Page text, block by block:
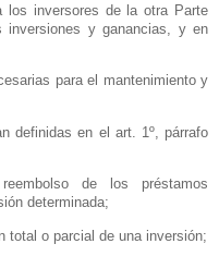
los inversores de la otra Parte
inversiones y ganancias, y en
para el mantenimiento y
definidas en el art. 1º, párrafo
de los préstamos
determinada;
total o parcial de una inversión;